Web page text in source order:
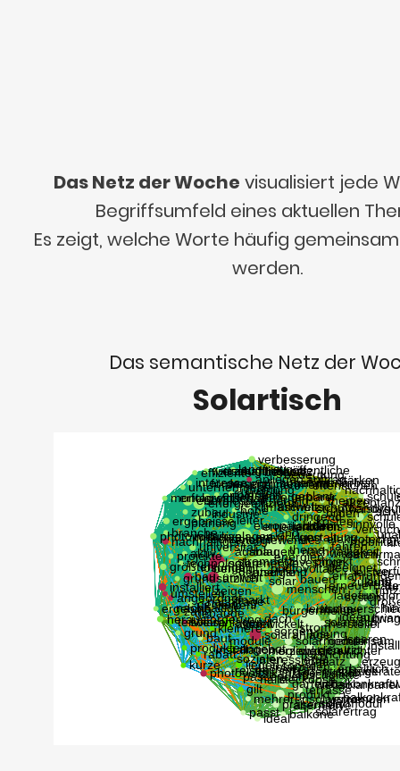
Das Netz der Woche visualisiert jede
Begriffsumfeld eines aktuellen
Es zeigt, welche Worte häufig
werden.
Das semantische Netz der
Solartisch